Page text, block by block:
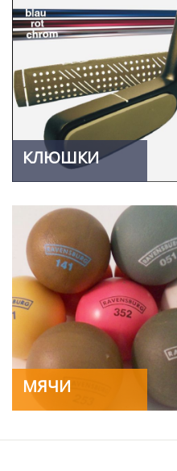
КЛЮШКИ
МЯЧИ